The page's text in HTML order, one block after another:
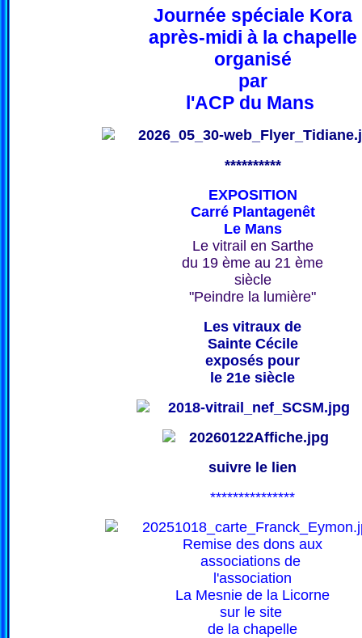
Journée spéciale Kora
après-midi à la chapelle
organisé
par
l'ACP du Mans
**********
EXPOSITION
Carré Plantagenêt
Le Mans
Le vitrail en Sarthe
du 19 ème au 21 ème
siècle
"Peindre la lumière"
Les vitraux de
Sainte Cécile
exposés pour
le 21e siècle
suivre le lien
***************
Remise des dons aux
associations de
l'association
La Mesnie de la Licorne
sur le site
de la chapelle